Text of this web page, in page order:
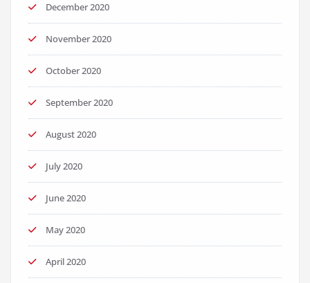
December 2020
November 2020
October 2020
September 2020
August 2020
July 2020
June 2020
May 2020
April 2020